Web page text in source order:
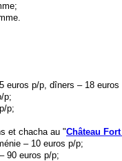
euros p/p, dîners – 18 euros
p;
p;
et chacha au "Château
– 10 euros p/p;
90 euros p/p;